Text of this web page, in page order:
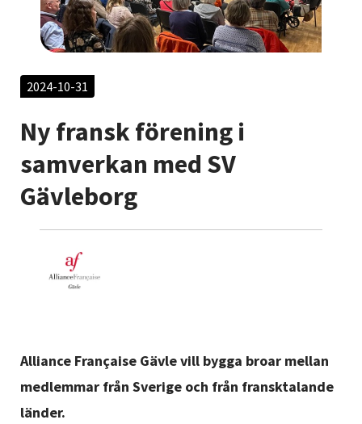
Om SV
Starta studiecirkel
Cirkelledare
Nyheter
Lyssna
2024-10-31
Ny fransk förening i
samverkan med SV
Gävleborg
Alliance Française Gävle vill bygga broar mellan
medlemmar från Sverige och från fransktalande
länder.